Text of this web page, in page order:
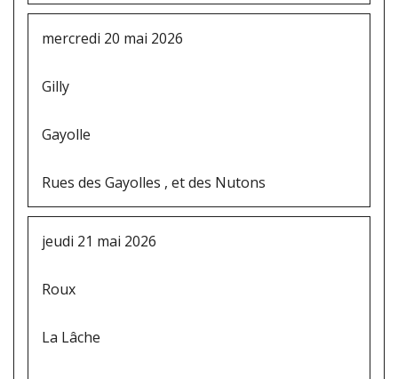
mercredi 20 mai 2026
Gilly
Gayolle
Rues des Gayolles , et des Nutons
jeudi 21 mai 2026
Roux
La Lâche